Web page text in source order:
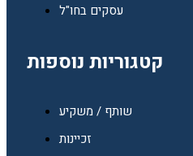
עסקים בחו"ל
קטגוריות נוספות
שותף / משקיע
זכיינות